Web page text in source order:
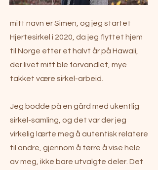
mitt navn er Simen, og jeg startet
Hjertesirkel i 2020, da jeg flyttet hjem
til Norge etter et halvt år på Hawaii,
der livet mitt ble forvandlet, mye
takket være sirkel-arbeid.
Jeg bodde på en gård med ukentlig
sirkel-samling, og det var der jeg
virkelig lærte meg å autentisk relatere
til andre, gjennom å tørre å vise hele
av meg, ikke bare utvalgte deler. Det